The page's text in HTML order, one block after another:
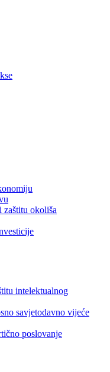
zaštitu okoliša
intelektualnog
savjetodavno vijeće
poslovanje